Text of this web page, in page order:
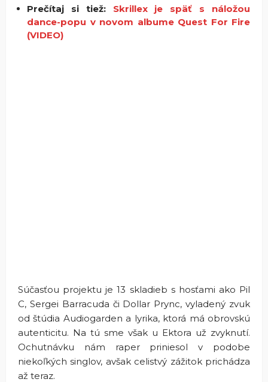
Prečítaj si tiež: Skrillex je späť s náložou
dance-popu v novom albume Quest For Fire
(VIDEO)
Súčasťou projektu je 13 skladieb s hosťami ako Pil
C, Sergei Barracuda či Dollar Prync, vyladený zvuk
od štúdia Audiogarden a lyrika, ktorá má obrovskú
autenticitu. Na tú sme však u Ektora už zvyknutí.
Ochutnávku nám raper priniesol v podobe
niekoľkých singlov, avšak celistvý zážitok prichádza
až teraz.